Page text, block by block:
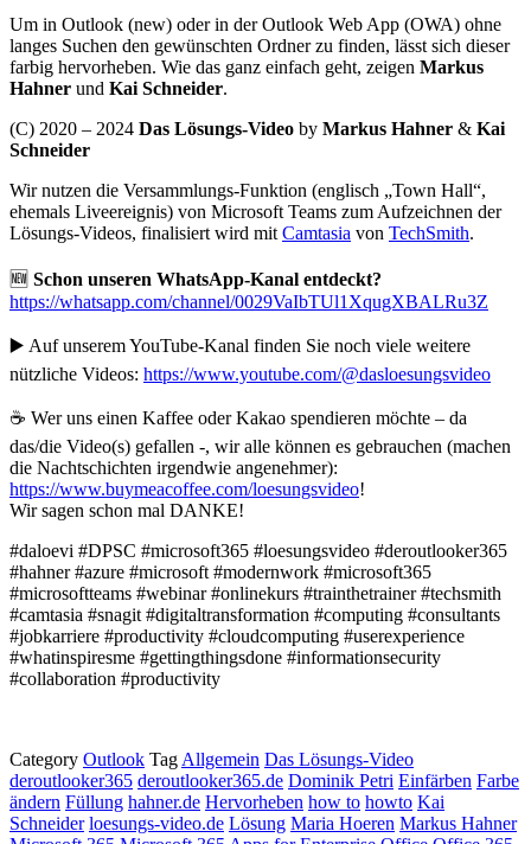
Um in Outlook (new) oder in der Outlook Web App (OWA) ohne
langes Suchen den gewünschten Ordner zu finden, lässt sich dieser
farbig hervorheben. Wie das ganz einfach geht, zeigen Markus
Hahner und Kai Schneider.
(C) 2020 – 2024 Das Lösungs-Video by Markus Hahner & Kai
Schneider
Wir nutzen die Versammlungs-Funktion (englisch „Town Hall“,
ehemals Liveereignis) von Microsoft Teams zum Aufzeichnen der
Lösungs-Videos, finalisiert wird mit Camtasia von TechSmith.
🆕 Schon unseren WhatsApp-Kanal entdeckt?
https://whatsapp.com/channel/0029VaIbTUl1XqugXBALRu3Z
▶️ Auf unserem YouTube-Kanal finden Sie noch viele weitere
nützliche Videos: https://www.youtube.com/@dasloesungsvideo
☕ Wer uns einen Kaffee oder Kakao spendieren möchte – da
das/die Video(s) gefallen -, wir alle können es gebrauchen (machen
die Nachtschichten irgendwie angenehmer):
https://www.buymeacoffee.com/loesungsvideo!
Wir sagen schon mal DANKE!
#daloevi #DPSC #microsoft365 #loesungsvideo #deroutlooker365
#hahner #azure #microsoft #modernwork #microsoft365
#microsoftteams #webinar #onlinekurs #trainthetrainer #techsmith
#camtasia #snagit #digitaltransformation #computing #consultants
#jobkarriere #productivity #cloudcomputing #userexperience
#whatinspiresme #gettingthingsdone #informationsecurity
#collaboration #productivity
Category Outlook Tag Allgemein Das Lösungs-Video
deroutlooker365 deroutlooker365.de Dominik Petri Einfärben Farbe
ändern Füllung hahner.de Hervorheben how to howto Kai
Schneider loesungs-video.de Lösung Maria Hoeren Markus Hahner